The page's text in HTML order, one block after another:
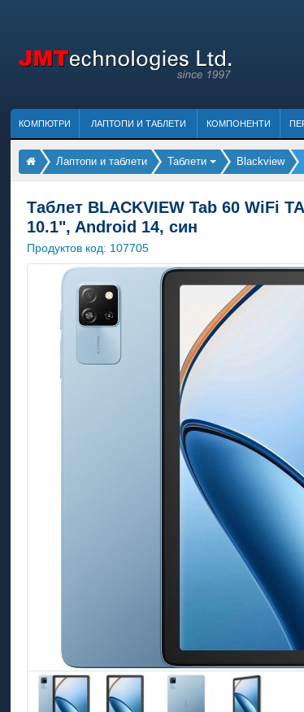
КОМПЮТРИ ЛАПТОПИ И ТАБЛЕТИ КОМПОНЕНТИ
Лаптопи и таблети Таблети Blackview
Таблет BLACKVIEW Tab 60 WiFi
10.1", Android 14, син
Продуктов код: 107705